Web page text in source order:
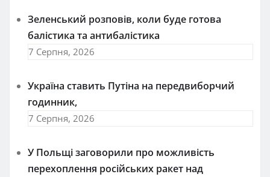
Зеленський розповів, коли буде готова
балістика та антибалістика
7 Серпня, 2026
Україна ставить Путіна на передвиборчий
годинник,
7 Серпня, 2026
У Польщі заговорили про можливість
перехоплення російських ракет над